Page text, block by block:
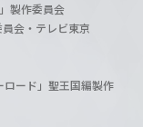
製作委員会
会・テレビ東京
ード」聖王国編製作